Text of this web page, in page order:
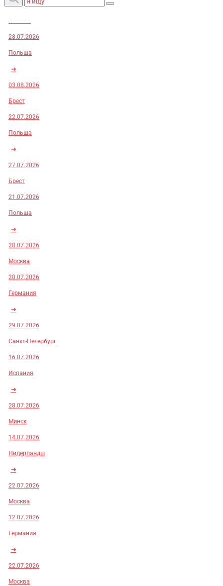
28.07.2026
Польша
➜
03.08.2026
Брест
22.07.2026
Польша
➜
27.07.2026
Брест
21.07.2026
Польша
➜
28.07.2026
Москва
20.07.2026
Германия
➜
29.07.2026
Санкт-Петербург
16.07.2026
Испания
➜
28.07.2026
Минск
14.07.2026
Нидерланды
➜
22.07.2026
Москва
12.07.2026
Германия
➜
22.07.2026
Москва